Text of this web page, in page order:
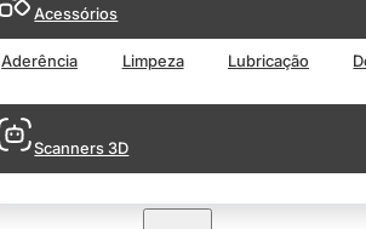
Acessórios
Aderência Limpeza Lubricação
Scanners 3D